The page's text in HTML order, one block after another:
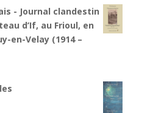
- Journal clandestin
d’If, au Frioul, en
en-Velay (1914 –